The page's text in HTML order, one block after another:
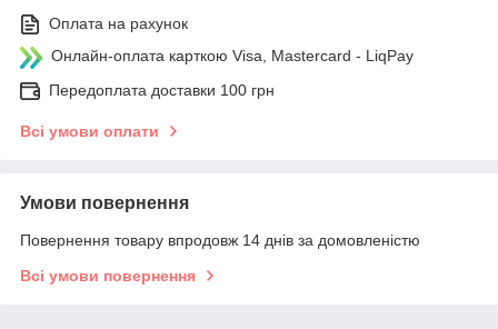
Оплата на рахунок
Онлайн-оплата карткою Visa, Mastercard - LiqPay
Передоплата доставки 100 грн
Всі умови оплати
Умови повернення
Повернення товару впродовж 14 днів за домовленістю
Всі умови повернення